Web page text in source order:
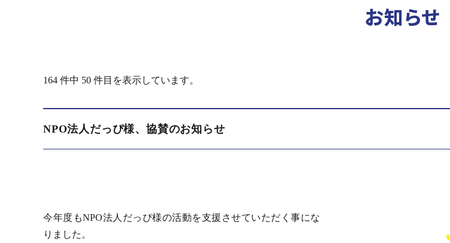
お知らせ
164 件中 50 件目を表示しています。
NPO法人だっぴ様、協賛のお知らせ
今年度もNPO法人だっぴ様の活動を支援させていただく事にな
りました。